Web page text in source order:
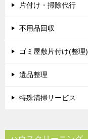
ー
シ
片付け・掃除代行
不用品回収
ゴミ屋敷片付け(整理)
遺品整理
特殊清掃サービス